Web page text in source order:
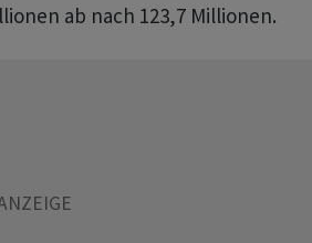
ab nach 123,7 Millionen.